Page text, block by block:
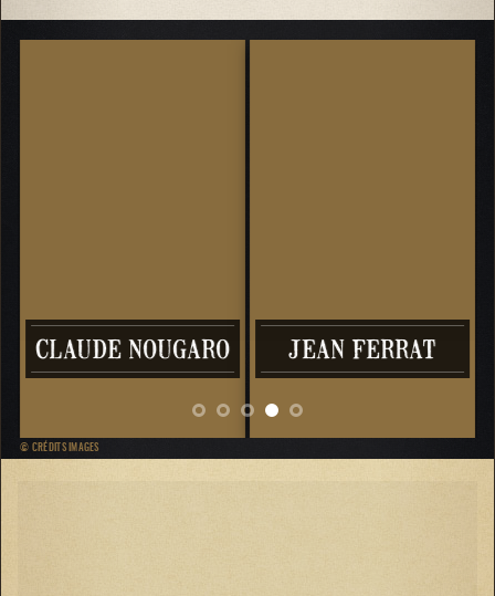
CLAUDE NOUGARO JEAN FERRAT
© CRÉDITS IMAGES